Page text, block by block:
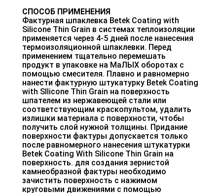
СПОСОБ ПРИМЕНЕНИЯ
Фактурная шпаклевка Betek Coating with
Silicone Thin Grain в системах теплоизоляции
применяется через 4-5 дней после нанесения
термоизоляционной шпаклевки. Перед
применением тщательно перемешать
продукт в упаковке на МаЛЫХ оборотах с
помощью смесителя. Плавно и равномерно
нанести фактурную штукатурку Betek Coating
with Sllicone Thin Grain на поверхность
шпателем из нержавеющей стали или
соответствующим краскопультом, удалить
излишки материала с поверхности, чтобы
получить слой нужной толщины. Придание
поверхности фактуры допускается только
после равномерного нанесения штукатурки
Betek Coating With Silicone Thin Grain на
поверхность. для создания зернистой
камнеобразной фактуры необходимо
зачистить поверхность с нажимом
круговыми движениями с помощью